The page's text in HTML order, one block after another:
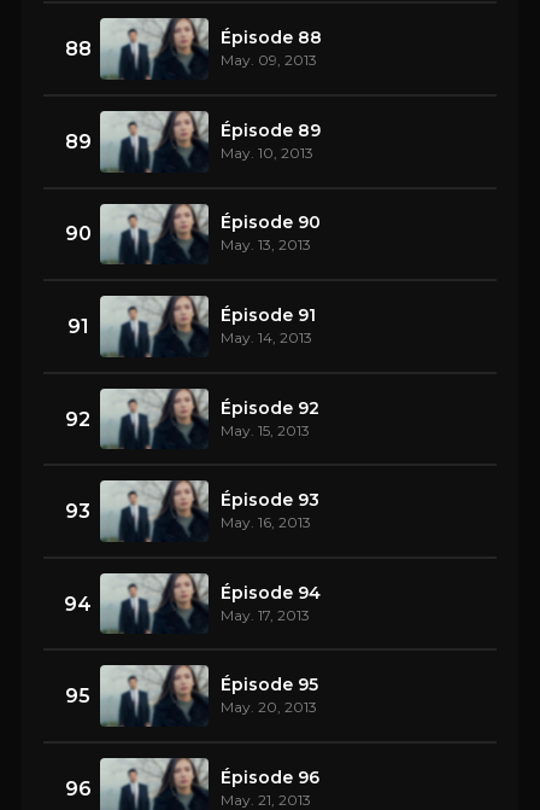
88 Épisode 88
May. 09, 2013
89 Épisode 89
May. 10, 2013
90 Épisode 90
May. 13, 2013
91 Épisode 91
May. 14, 2013
92 Épisode 92
May. 15, 2013
93 Épisode 93
May. 16, 2013
94 Épisode 94
May. 17, 2013
95 Épisode 95
May. 20, 2013
96 Épisode 96
May. 21, 2013